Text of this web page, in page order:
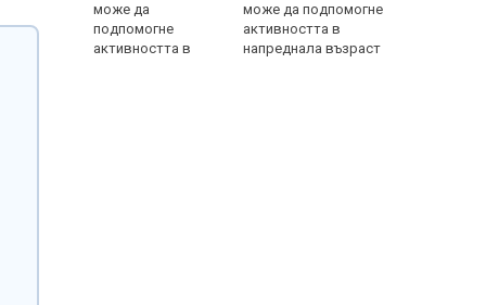
може да подпомогне
активността в
напреднала възраст